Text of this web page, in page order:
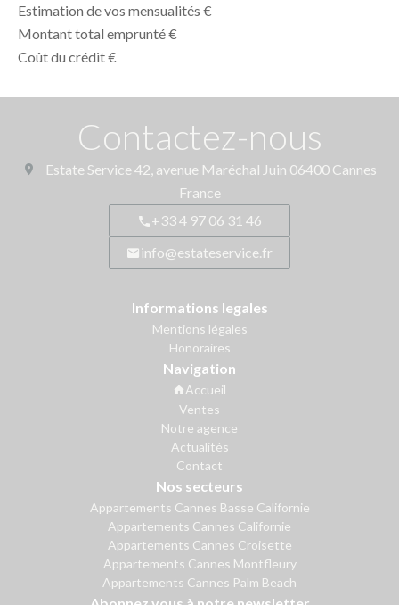
Estimation de vos mensualités €
Montant total emprunté€
Coût du crédit€
Contactez-nous
Estate Service42, avenue Maréchal Juin 06400 Cannes
France
+33 4 97 06 31 46
info@estateservice.fr
Informations legales
Mentions légales
Honoraires
Navigation
Accueil
Ventes
Notre agence
Actualités
Contact
Nos secteurs
Appartements Cannes Basse Californie
Appartements Cannes Californie
Appartements Cannes Croisette
Appartements Cannes Montfleury
Appartements Cannes Palm Beach